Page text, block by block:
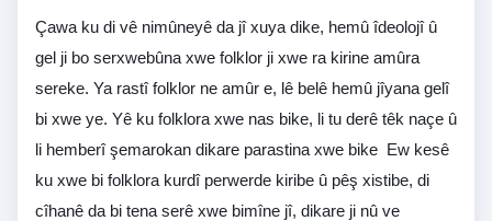
Çawa ku di vê nimûneyê da jî xuya dike, hemû îdeolojî û
gel ji bo serxwebûna xwe folklor ji xwe ra kirine amûra
sereke. Ya rastî folklor ne amûr e, lê belê hemû jîyana gelî
bi xwe ye. Yê ku folklora xwe nas bike, li tu derê têk naçe û
li hemberî şemarokan dikare parastina xwe bike Ew kesê
ku xwe bi folklora kurdî perwerde kiribe û pêş xistibe, di
cîhanê da bi tena serê xwe bimîne jî, dikare ji nû ve